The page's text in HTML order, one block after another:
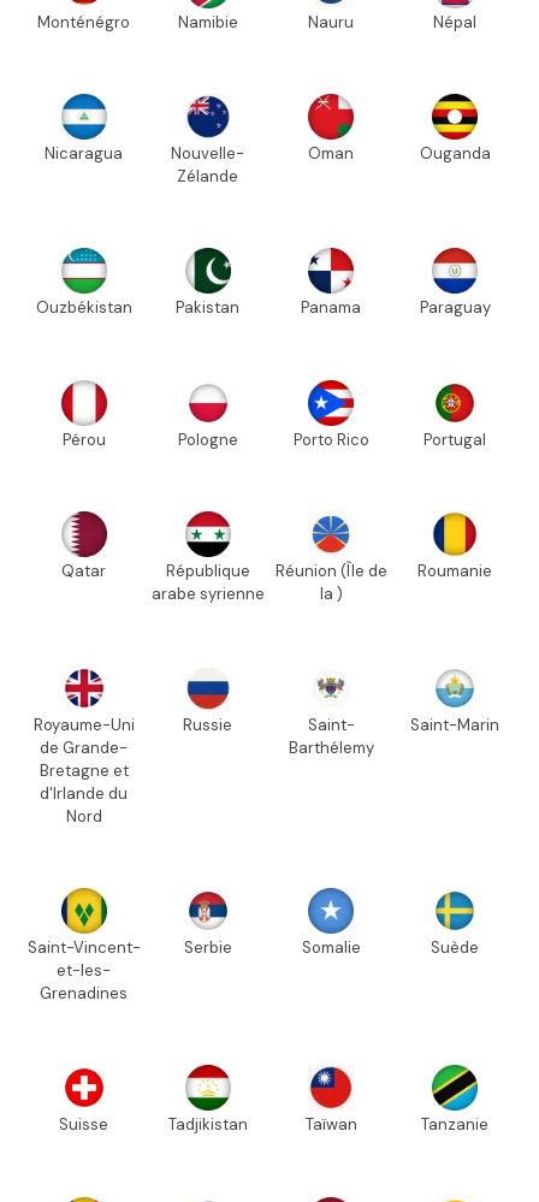
Monténégro Namibie Nauru Népal
Nicaragua
Nouvelle-
Zélande
Oman Ouganda
Ouzbékistan Pakistan Panama Paraguay
Pérou Pologne Porto Rico Portugal
Qatar
République
arabe syrienne
Réunion (Île de
la )
Roumanie
Royaume-Uni
de Grande-
Bretagne et
d'Irlande du
Nord
Russie
Saint-
Barthélemy
Saint-Marin
Saint-Vincent-
et-les-
Grenadines
Serbie Somalie Suède
Suisse Tadjikistan Taïwan Tanzanie